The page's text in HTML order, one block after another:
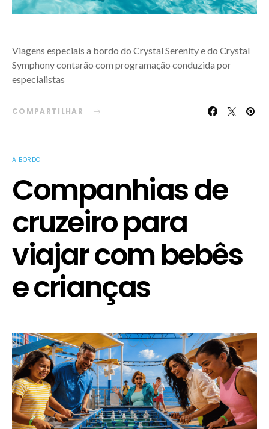
Viagens especiais a bordo do Crystal Serenity e do Crystal
Symphony contarão com programação conduzida por
especialistas
COMPARTILHAR
A BORDO
Companhias de
cruzeiro para
viajar com bebês
e crianças